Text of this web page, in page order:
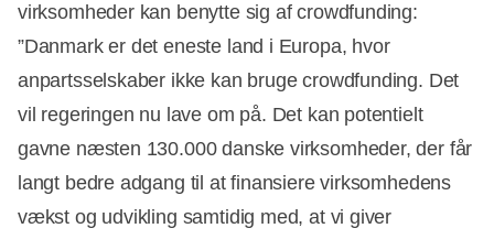
virksomheder kan benytte sig af crowdfunding:
”Danmark er det eneste land i Europa, hvor
anpartsselskaber ikke kan bruge crowdfunding. Det
vil regeringen nu lave om på. Det kan potentielt
gavne næsten 130.000 danske virksomheder, der får
langt bedre adgang til at finansiere virksomhedens
vækst og udvikling samtidig med, at vi giver